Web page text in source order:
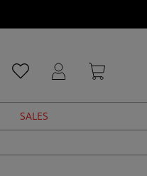
SALES